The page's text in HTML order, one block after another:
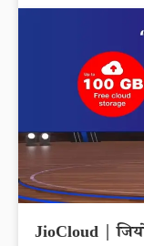
JioCloud |